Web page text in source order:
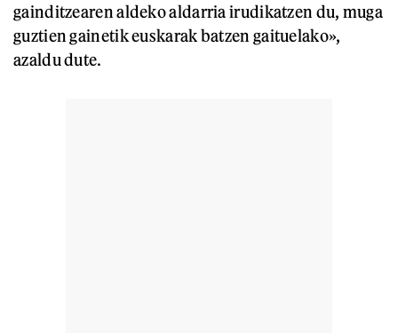
gainditzearen aldeko aldarria irudikatzen du, muga
guztien gainetik euskarak batzen gaituelako»,
azaldu dute.